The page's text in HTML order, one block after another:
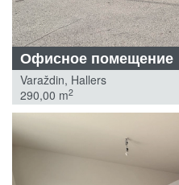
Офисное помещение
Varaždin, Hallers
290,00 m2